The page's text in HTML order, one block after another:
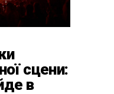
сцени:
в